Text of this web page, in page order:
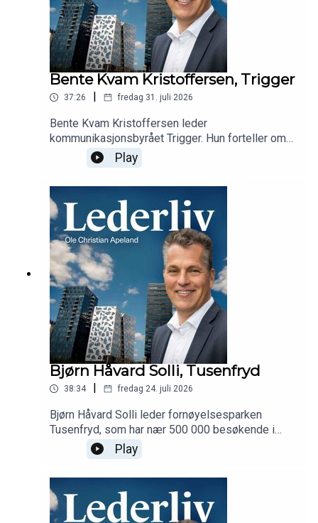
Bente Kvam Kristoffersen, Trigger
37:26 | fredag 31. juli 2026
Bente Kvam Kristoffersen leder
kommunikasjonsbyrået Trigger. Hun forteller om
veien fra prosjektleder til leder, byråets
suksesser, utfordringer med fallende priser i
bransjen, og om å tenke på jobben hele tiden.
Play
Bjørn Håvard Solli, Tusenfryd
38:34 fredag 24. juli 2026
Bjørn Håvard Solli leder fornøyelsesparken
Tusenfryd, som har nær 500 000 besøkende i
året. Han forteller om rekrutteringen av flere
hundre ungdommer hvert år, og hva som skal til
for å motivere dem.
Play